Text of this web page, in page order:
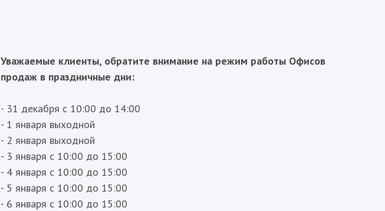
Уважаемые клиенты, обратите внимание на режим работы Офисов
продаж в праздничные дни:
- 31 декабря с 10:00 до 14:00
- 1 января выходной
- 2 января выходной
- 3 января с 10:00 до 15:00
- 4 января с 10:00 до 15:00
- 5 января с 10:00 до 15:00
- 6 января с 10:00 до 15:00